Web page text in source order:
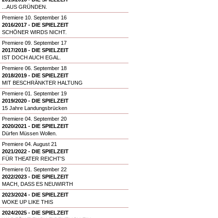
...AUS GRÜNDEN.
Premiere 10. September 16
2016/2017 - DIE SPIELZEIT
SCHÖNER WIRDS NICHT.
Premiere 09. September 17
2017/2018 - DIE SPIELZEIT
IST DOCH AUCH EGAL.
Premiere 06. September 18
2018/2019 - DIE SPIELZEIT
MIT BESCHRÄNKTER HALTUNG
Premiere 01. September 19
2019/2020 - DIE SPIELZEIT
15 Jahre Landungsbrücken
Premiere 04. September 20
2020/2021 - DIE SPIELZEIT
Dürfen Müssen Wollen.
Premiere 04. August 21
2021/2022 - DIE SPIELZEIT
FÜR THEATER REICHT'S
Premiere 01. September 22
2022/2023 - DIE SPIELZEIT
MACH, DASS ES NEUWIRTH
2023/2024 - DIE SPIELZEIT
WOKE UP LIKE THIS
2024/2025 - DIE SPIELZEIT